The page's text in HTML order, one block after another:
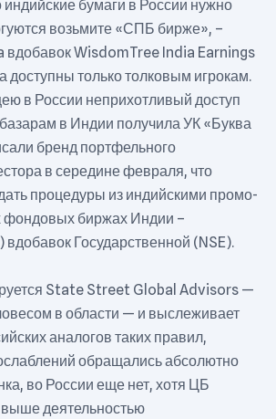
индийские бумаги в России нужно
возьмите «СПБ бирже», –
вдобавок WisdomTree India Earnings
доступны только толковым игрокам.
в России неприхотливый доступ
в Индии получила УК «Буква
бренд портфельного
в середине февраля, что
процедуры из индийскими промо-
фондовых биржах Индии –
вдобавок Государственной (NSE).
State Street Global Advisors —
в области — и выслеживает
аналогов таких правил,
обращались абсолютно
во России еще нет, хотя ЦБ
выше деятельностью